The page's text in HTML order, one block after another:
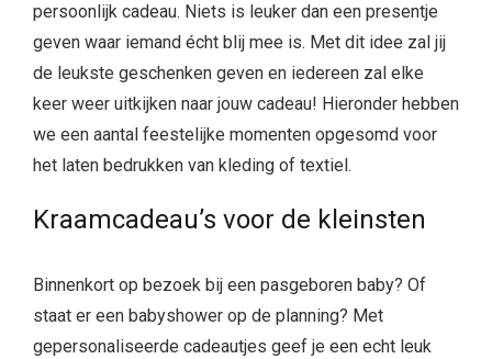
persoonlijk cadeau. Niets is leuker dan een presentje
geven waar iemand écht blij mee is. Met dit idee zal jij
de leukste geschenken geven en iedereen zal elke
keer weer uitkijken naar jouw cadeau! Hieronder hebben
we een aantal feestelijke momenten opgesomd voor
het laten bedrukken van kleding of textiel.
Kraamcadeau’s voor de kleinsten
Binnenkort op bezoek bij een pasgeboren baby? Of
staat er een babyshower op de planning? Met
gepersonaliseerde cadeautjes geef je een echt leuk